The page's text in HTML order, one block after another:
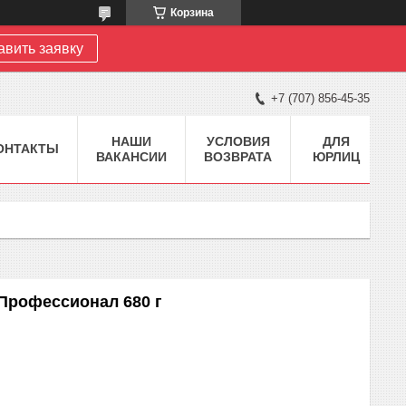
Корзина
заявку
+7 (707) 856-45-35
НАШИ
ВАКАНСИИ
УСЛОВИЯ
ВОЗВРАТА
ДЛЯ
ЮРЛИЦ
680 г